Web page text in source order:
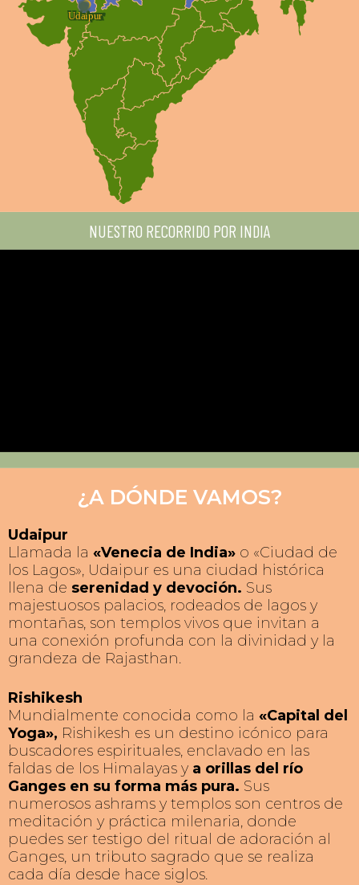
NUESTRO RECORRIDO POR INDIA
¿A DÓNDE VAMOS?
Udaipur
Llamada la «Venecia de India» o «Ciudad de
los Lagos», Udaipur es una ciudad histórica
llena de serenidad y devoción. Sus
majestuosos palacios, rodeados de lagos y
montañas, son templos vivos que invitan a
una conexión profunda con la divinidad y la
grandeza de Rajasthan.
Rishikesh
Mundialmente conocida como la «Capital del
Yoga», Rishikesh es un destino icónico para
buscadores espirituales, enclavado en las
faldas de los Himalayas y a orillas del río
Ganges en su forma más pura. Sus
numerosos ashrams y templos son centros de
meditación y práctica milenaria, donde
puedes ser testigo del ritual de adoración al
Ganges, un tributo sagrado que se realiza
cada día desde hace siglos.